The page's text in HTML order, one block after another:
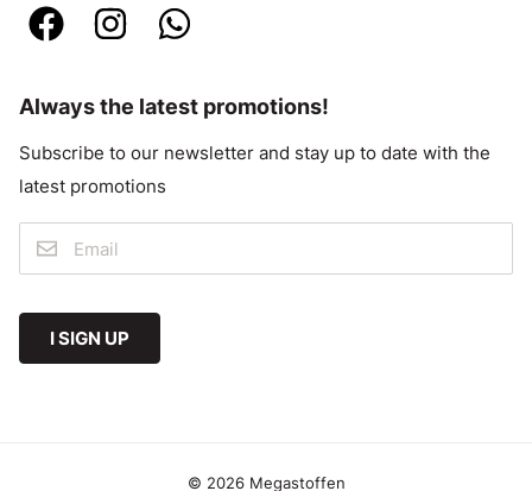
Always the latest promotions!
Subscribe to our newsletter and stay up to date with the
latest promotions
I SIGN UP
© 2026 Megastoffen